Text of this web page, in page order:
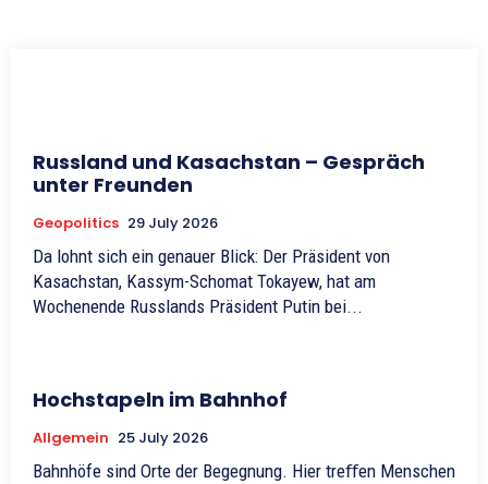
Russland und Kasachstan – Gespräch
unter Freunden
Geopolitics 29 July 2026
Da lohnt sich ein genauer Blick: Der Präsident von
Kasachstan, Kassym-Schomat Tokayew, hat am
Wochenende Russlands Präsident Putin bei...
Hochstapeln im Bahnhof
Allgemein 25 July 2026
Bahnhöfe sind Orte der Begegnung. Hier treﬀen Menschen